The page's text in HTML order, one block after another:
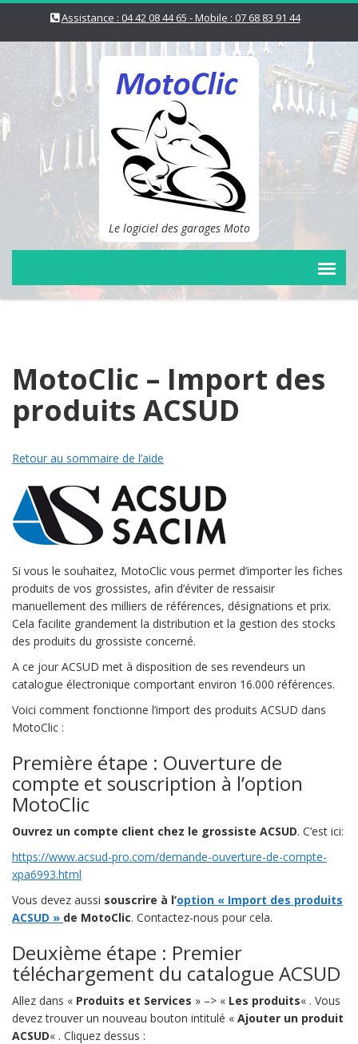
Assistance : 04 42 08 44 65 - Mobile : 07 68 83 91 44
Le logiciel des garages Moto
MotoClic – Import des
produits ACSUD
Retour au sommaire de l’aide
Si vous le souhaitez, MotoClic vous permet d’importer les fiches
produits de vos grossistes, afin d’éviter de ressaisir
manuellement des milliers de références, désignations et prix.
Cela facilite grandement la distribution et la gestion des stocks
des produits du grossiste concerné.
A ce jour ACSUD met à disposition de ses revendeurs un
catalogue électronique comportant environ 16.000 références.
Voici comment fonctionne l’import des produits ACSUD dans
MotoClic :
Première étape : Ouverture de
compte et souscription à l’option
MotoClic
Ouvrez un compte client chez le grossiste ACSUD. C’est ici:
https://www.acsud-pro.com/demande-ouverture-de-compte-
xpa6993.html
Vous devez aussi souscrire à l’option « Import des produits
ACSUD » de MotoClic. Contactez-nous pour cela.
Deuxième étape : Premier
téléchargement du catalogue ACSUD
Allez dans « Produits et Services » –> « Les produits« . Vous
devez trouver un nouveau bouton intitulé « Ajouter un produit
ACSUD« . Cliquez dessus :